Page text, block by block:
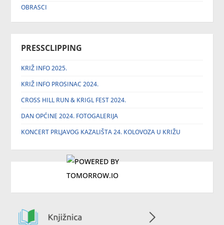
OBRASCI
PRESSCLIPPING
KRIŽ INFO 2025.
KRIŽ INFO PROSINAC 2024.
CROSS HILL RUN & KRIGL FEST 2024.
DAN OPĆINE 2024. FOTOGALERIJA
KONCERT PRLJAVOG KAZALIŠTA 24. KOLOVOZA U KRIŽU